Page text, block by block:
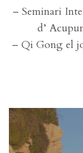
– Seminari
d’
– Qi Gong el